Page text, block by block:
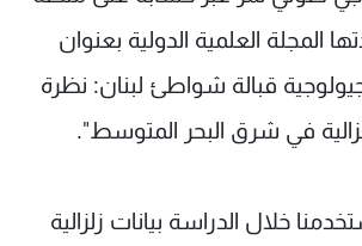
المجلة العلمية الدولية بعنوان
قبالة شواطئ لبنان: نظرة
في شرق البحر المتوسط".
خلال الدراسة بيانات زلزالية
وظائف
سياسة الخصوصية